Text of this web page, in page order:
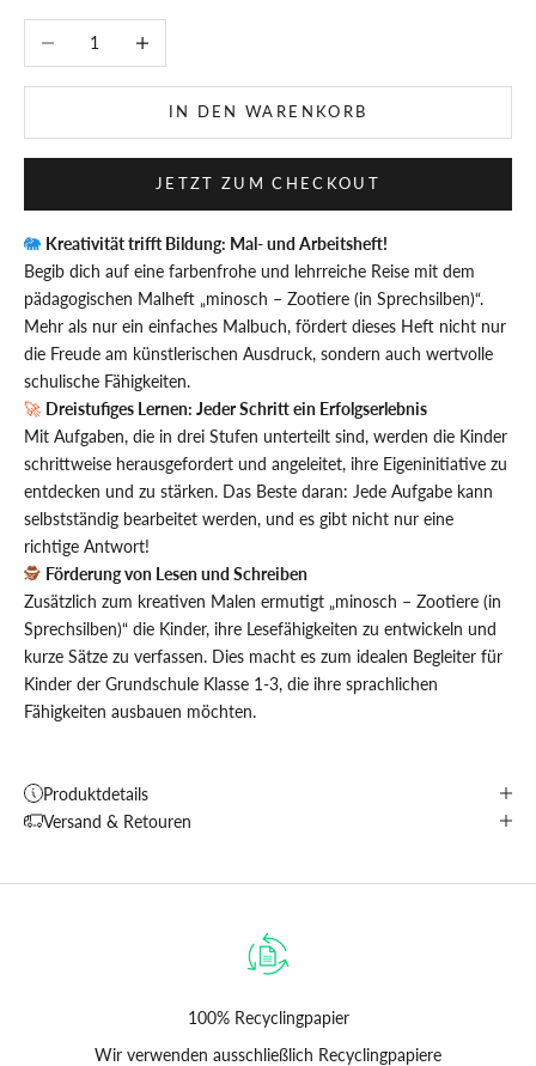
Anzahl verringernAnzahl erhöhen
IN DEN WARENKORB
JETZT ZUM CHECKOUT
🐘 Kreativität trifft Bildung: Mal- und Arbeitsheft!
Begib dich auf eine farbenfrohe und lehrreiche Reise mit dem
pädagogischen Malheft „minosch – Zootiere (in Sprechsilben)“.
Mehr als nur ein einfaches Malbuch, fördert dieses Heft nicht nur
die Freude am künstlerischen Ausdruck, sondern auch wertvolle
schulische Fähigkeiten.
🚀 Dreistufiges Lernen: Jeder Schritt ein Erfolgserlebnis
Mit Aufgaben, die in drei Stufen unterteilt sind, werden die Kinder
schrittweise herausgefordert und angeleitet, ihre Eigeninitiative zu
entdecken und zu stärken. Das Beste daran: Jede Aufgabe kann
selbstständig bearbeitet werden, und es gibt nicht nur eine
richtige Antwort!
🕵️ Förderung von Lesen und Schreiben
Zusätzlich zum kreativen Malen ermutigt „minosch – Zootiere (in
Sprechsilben)“ die Kinder, ihre Lesefähigkeiten zu entwickeln und
kurze Sätze zu verfassen. Dies macht es zum idealen Begleiter für
Kinder der Grundschule Klasse 1-3, die ihre sprachlichen
Fähigkeiten ausbauen möchten.
Produktdetails
Versand & Retouren
100% Recyclingpapier
Wir verwenden ausschließlich Recyclingpapiere